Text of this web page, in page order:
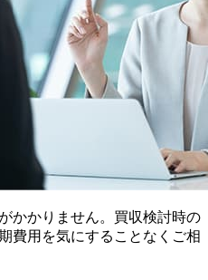
かかりません。買収検討時の
費用を気にすることなくご相